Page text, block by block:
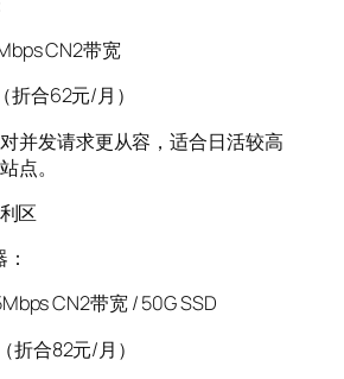
CN2带宽
折合62元/月）
并发请求更从容，适合日活较高
点。
区
CN2带宽 / 50G SSD
折合82元/月）